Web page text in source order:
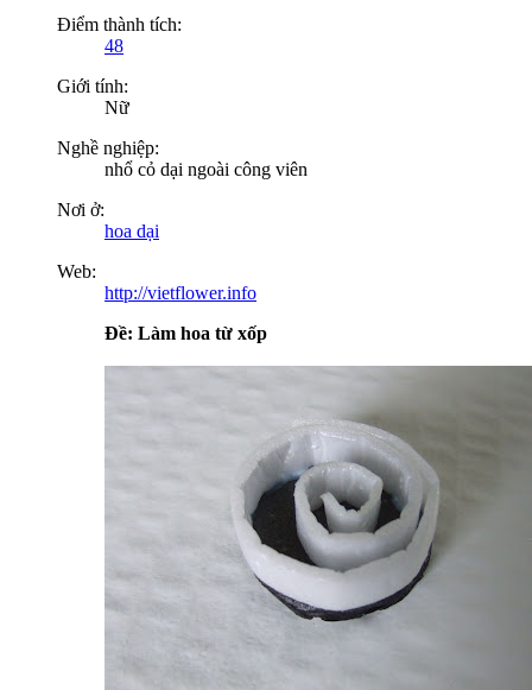
Điểm thành tích:
48
Giới tính:
Nữ
Nghề nghiệp:
nhổ cỏ dại ngoài công viên
Nơi ở:
hoa dại
Web:
http://vietflower.info
Ðề: Làm hoa từ xốp